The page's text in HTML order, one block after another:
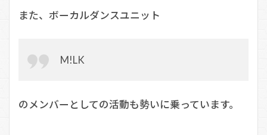
また、ボーカルダンスユニット
M!LK
のメンバーとしての活動も勢いに乗っています。